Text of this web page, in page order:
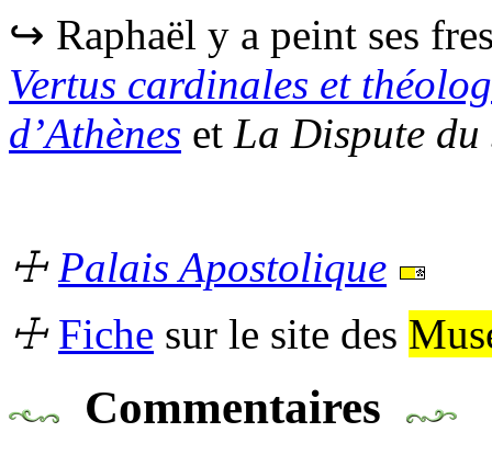
↪ Raphaël y a peint ses
Vertus cardinales et
d’Athènes et La Dispute du
☩ Palais Apostolique
☩ Fiche sur le site des
Commentaires